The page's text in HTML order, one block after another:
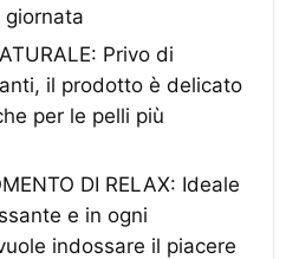
Privo di
il prodotto è delicato
per le pelli più
DI RELAX: Ideale
e in ogni
indossare il piacere